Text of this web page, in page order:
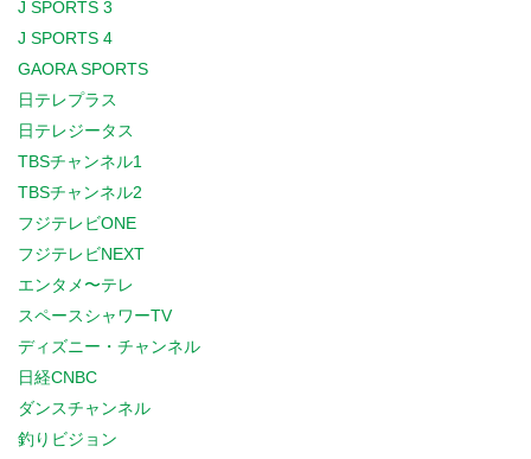
J SPORTS 3
J SPORTS 4
GAORA SPORTS
日テレプラス
日テレジータス
TBSチャンネル1
TBSチャンネル2
フジテレビONE
フジテレビNEXT
エンタメ〜テレ
スペースシャワーTV
ディズニー・チャンネル
日経CNBC
ダンスチャンネル
釣りビジョン